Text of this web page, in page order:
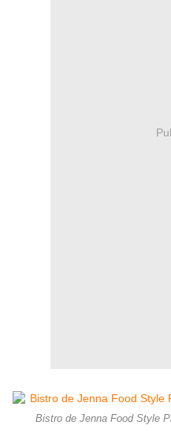
Bistro de Jenna Food Style